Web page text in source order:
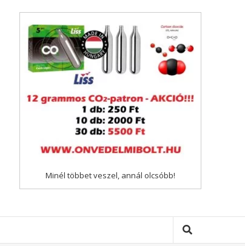
Minél többet veszel, annál olcsóbb!